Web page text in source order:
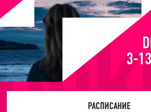
РАСПИСАНИЕ
О ФЕСТИВАЛЕ
и уже больше 15 лет исследует все грани авторской